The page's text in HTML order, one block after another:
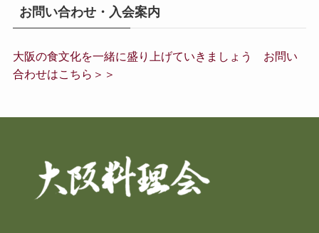
お問い合わせ・入会案内
大阪の食文化を一緒に盛り上げていきましょう お問い
合わせはこちら＞＞